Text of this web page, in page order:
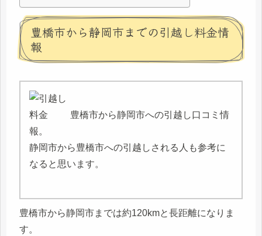
豊橋市から静岡市までの引越し料金情
報
豊橋市から静岡市への引越し口コミ情
報。
静岡市から豊橋市への引越しされる人も参考に
なると思います。
豊橋市から静岡市までは約120kmと長距離になりま
す。